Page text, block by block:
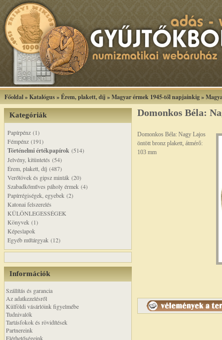
Főoldal»Katalógus»Érem, plakett, díj »Magyar érmek 1945-től napjainkig»
Kategóriák
Papírpénz (1)
Fémpénz (191)
Történelmi értékpapírok (514)
Jelvény, kitüntetés (54)
Érem, plakett, díj (487)
Verőtövek és gipsz minták (20)
Szabadkőműves páholy érmek (4)
Papírrégiségek, egyebek (2)
Katonai felszerelés
KÜLÖNLEGESSÉGEK
Könyvek (1)
Képeslapok
Egyéb műtárgyak (12)
Információk
Szállítás és garancia
Az adatkezelésről
Külföldi vásárlóink figyelmébe
Tudnivalók
Tartásfokok és rövidítések
Partnereink
Elérhetőségeink
Domonkos Béla:
Domonkos Béla: Nagy Lajos
öntött bronz plakett, átmérő:
103 mm